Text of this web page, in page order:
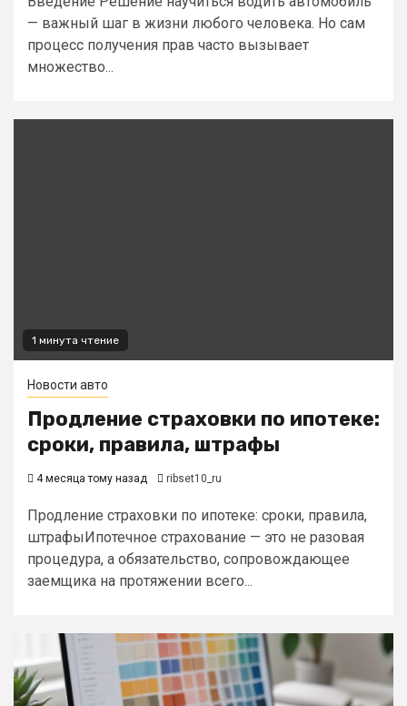
— важный шаг в жизни любого человека. Но сам
процесс получения прав часто вызывает
множество...
1 минута чтение
Новости авто
Продление страховки по ипотеке:
сроки, правила, штрафы
4 месяца тому назад ribset10_ru
Продление страховки по ипотеке: сроки, правила,
штрафыИпотечное страхование — это не разовая
процедура, а обязательство, сопровождающее
заемщика на протяжении всего...